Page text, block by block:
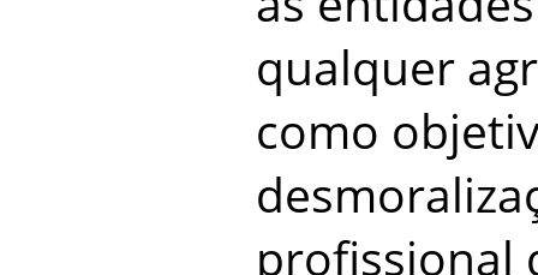
qualquer
como
profissional